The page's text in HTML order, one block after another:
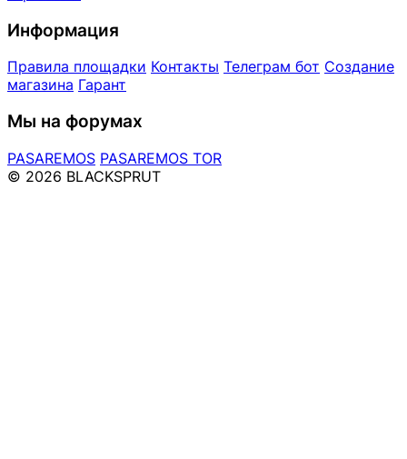
Информация
Правила площадки Контакты Телеграм бот Создание
магазина Гарант
Мы на форумах
PASAREMOS PASAREMOS TOR
© 2026 BLACKSPRUT